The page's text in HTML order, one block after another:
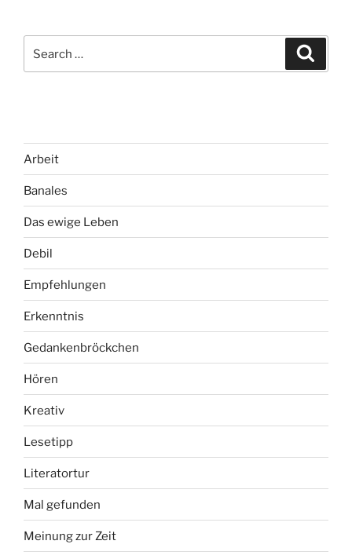
for:
Arbeit
Banales
Das ewige Leben
Debil
Empfehlungen
Erkenntnis
Gedankenbröckchen
Hören
Kreativ
Lesetipp
Literatortur
Mal gefunden
Meinung zur Zeit